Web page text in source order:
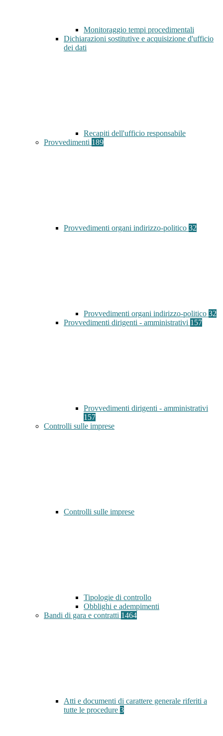
Monitoraggio tempi procedimentali
Dichiarazioni sostitutive e acquisizione d'ufficio
dei dati
Recapiti dell'ufficio responsabile
Provvedimenti 189
Provvedimenti organi indirizzo-politico 32
Provvedimenti organi indirizzo-politico 32
Provvedimenti dirigenti - amministrativi 157
Provvedimenti dirigenti - amministrativi
157
Controlli sulle imprese
Controlli sulle imprese
Tipologie di controllo
Obblighi e adempimenti
Bandi di gara e contratti 1464
Atti e documenti di carattere generale riferiti a
tutte le procedure 3